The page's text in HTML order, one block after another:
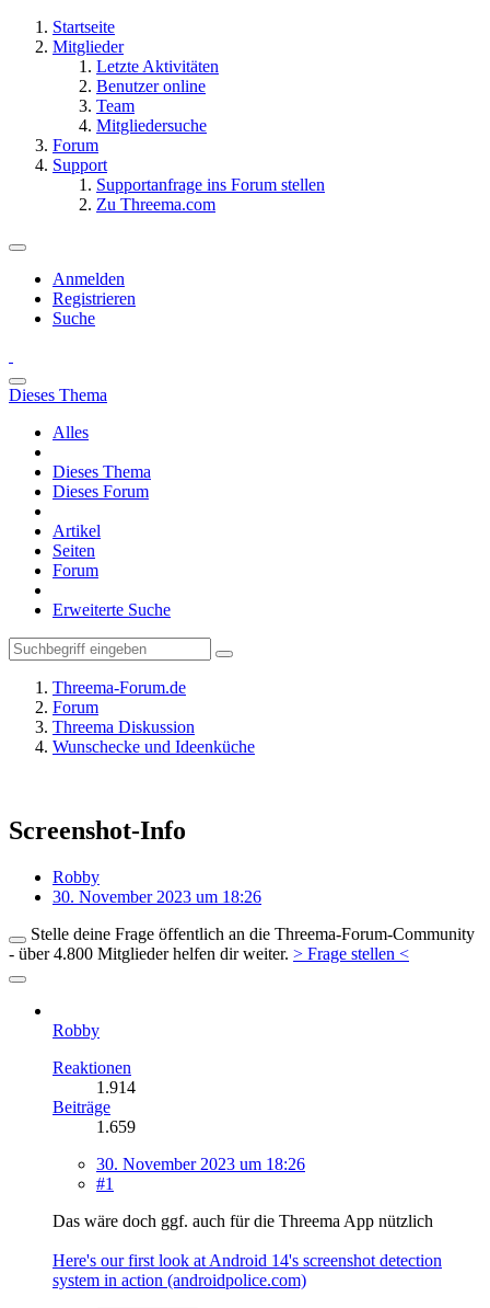
Startseite
Mitglieder
Letzte Aktivitäten
Benutzer online
Team
Mitgliedersuche
Forum
Support
Supportanfrage ins Forum stellen
Zu Threema.com
Anmelden
Registrieren
Suche
Dieses Thema
Alles
Dieses Thema
Dieses Forum
Artikel
Seiten
Forum
Erweiterte Suche
Threema-Forum.de
Forum
Threema Diskussion
Wunschecke und Ideenküche
Screenshot-Info
Robby
30. November 2023 um 18:26
Stelle deine Frage öffentlich an die Threema-Forum-Community
- über 4.800 Mitglieder helfen dir weiter. > Frage stellen <
Robby
Reaktionen
1.914
Beiträge
1.659
30. November 2023 um 18:26
#1
Das wäre doch ggf. auch für die Threema App nützlich
Here's our first look at Android 14's screenshot detection
system in action (androidpolice.com)